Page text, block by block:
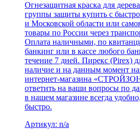
Огнезащитная краска для
группы защиты купить с
и Московской области или
товары по России через
Оплата наличными, по
банкинг или в кассе любого
течение 7 дней. Пирекс (Pirex)
наличие и на данным момент
интернет-магазина
ответить на ваши вопросы по
в нашем магазине всегда
быстро.
Артикул: n/a